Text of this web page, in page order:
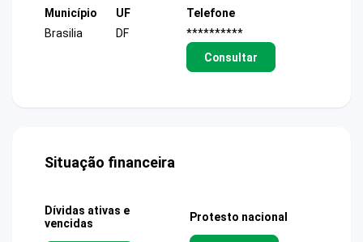
Município
Brasilia
UF
DF
Telefone
**********
Consultar
Situação financeira
Dívidas ativas e
vencidas
Protesto nacional